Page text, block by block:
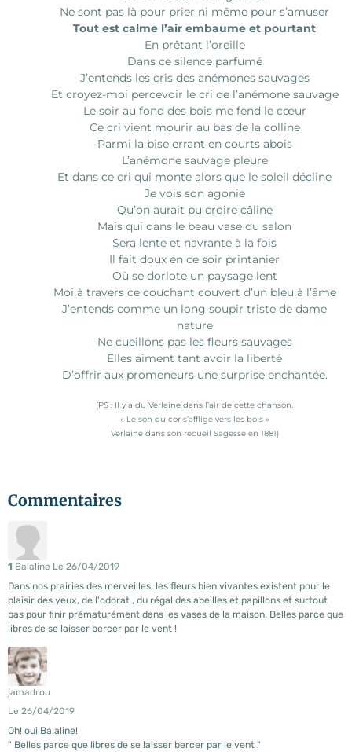
Ne sont pas là pour prier ni même pour s’amuser
Tout est calme l’air embaume et pourtant
En prêtant l’oreille
Dans ce silence parfumé
J’entends les cris des anémones sauvages
Et croyez-moi percevoir le cri de l’anémone sauvage
Le soir au fond des bois me fend le cœur
Ce cri vient mourir au bas de la colline
Parmi la bise errant en courts abois
L’anémone sauvage pleure
Et dans ce cri qui monte alors que le soleil décline
Je vois son agonie
Qu’on aurait pu croire câline
Mais qui dans le beau vase du salon
Sera lente et navrante à la fois
Il fait doux en ce soir printanier
Où se dorlote un paysage lent
Moi à travers ce couchant couvert d’un bleu à l’âme
J’entends comme un long soupir triste de dame
nature
Ne cueillons pas les fleurs sauvages
Elles aiment tant avoir la liberté
D’offrir aux promeneurs une surprise enchantée.
(PS : Il y a du Verlaine dans l’air de cette chanson.
« Le son du cor s’afflige vers les bois »
Verlaine dans son recueil Sagesse en 1881)
Commentaires
1 Balaline Le 26/04/2019
Dans nos prairies des merveilles, les fleurs bien vivantes existent pour le
plaisir des yeux, de l'odorat , du régal des abeilles et papillons et surtout
pas pour finir prématurément dans les vases de la maison. Belles parce que
libres de se laisser bercer par le vent !
jamadrou
Le 26/04/2019
Oh! oui Balaline!
" Belles parce que libres de se laisser bercer par le vent "